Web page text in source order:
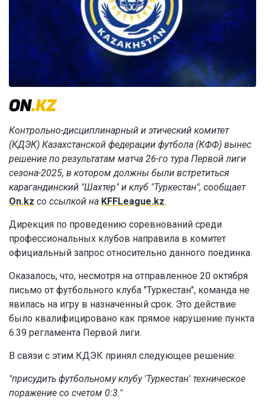
Контрольно-дисциплинарный и этический комитет
(КДЭК) Казахстанской федерации футбола (КФФ) вынес
решение по результатам матча 26-го тура Первой лиги
сезона-2025, в котором должны были встретиться
карагандинский "Шахтер" и клуб "Туркестан", сообщает
On.kz со ссылкой на KFFLeague.kz.
Дирекция по проведению соревнований среди
профессиональных клубов направила в комитет
официальный запрос относительно данного поединка.
Оказалось, что, несмотря на отправленное 20 октября
письмо от футбольного клуба "Туркестан", команда не
явилась на игру в назначенный срок. Это действие
было квалифицировано как прямое нарушение пункта
6.39 регламента Первой лиги.
В связи с этим КДЭК принял следующее решение:
"присудить футбольному клубу 'Туркестан' техническое
поражение со счетом 0:3."